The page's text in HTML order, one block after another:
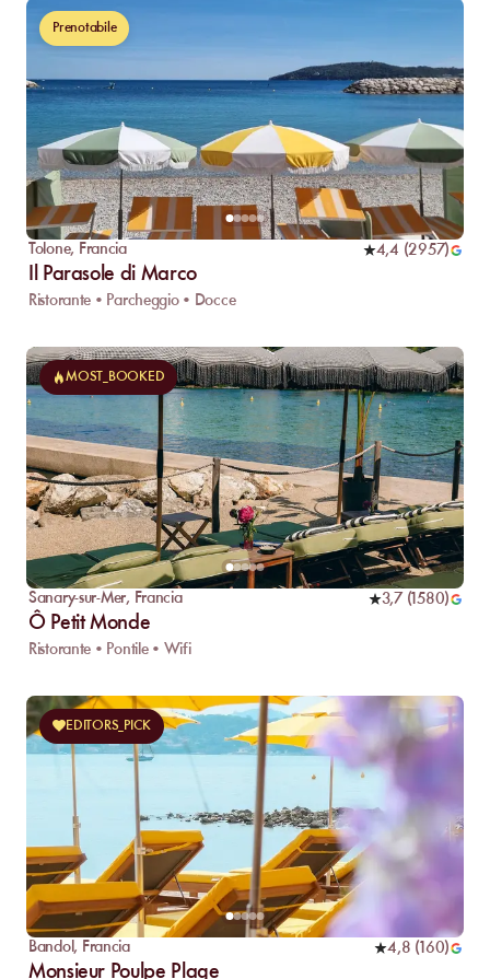
Prenotabile
Tolone, Francia 4,4 (2957)
Il Parasole di Marco
Ristorante • Parcheggio • Docce
MOST_BOOKED
Sanary-sur-Mer, Francia 3,7(1580)
Ô Petit Monde
Ristorante • Pontile • Wifi
EDITORS_PICK
Bandol, Francia 4,8 (160)
Monsieur Poulpe Plage